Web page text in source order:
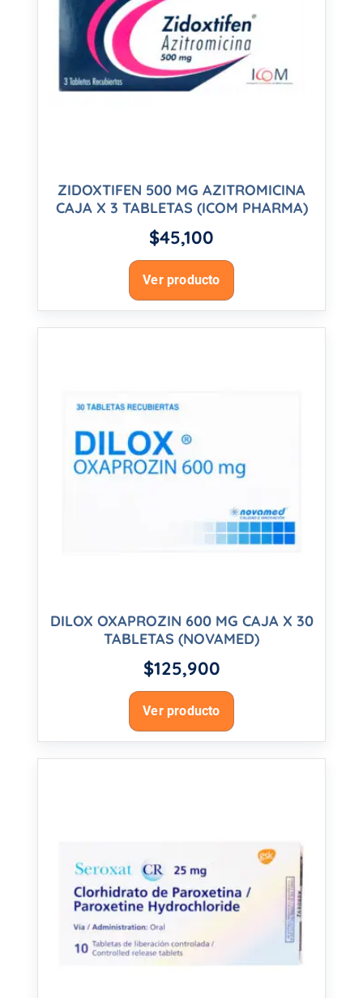
ZIDOXTIFEN 500 MG AZITROMICINA
CAJA X 3 TABLETAS (ICOM PHARMA)
$45,100
Ver producto
DILOX OXAPROZIN 600 MG CAJA X 30
TABLETAS (NOVAMED)
$125,900
Ver producto